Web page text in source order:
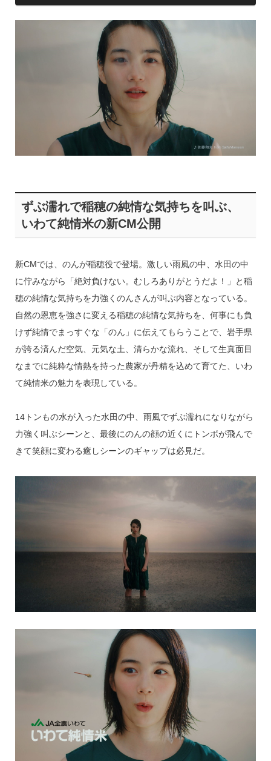
ずぶ濡れで稲穂の純情な気持ちを叫ぶ、
いわて純情米の新CM公開
新CMでは、のんが稲穂役で登場。激しい雨風の中、水田の中
に佇みながら「絶対負けない。むしろありがとうだよ！」と稲
穂の純情な気持ちを力強くのんさんが叫ぶ内容となっている。
自然の恩恵を強さに変える稲穂の純情な気持ちを、何事にも負
けず純情でまっすぐな「のん」に伝えてもらうことで、岩手県
が誇る済んだ空気、元気な土、清らかな流れ、そして生真面目
なまでに純粋な情熱を持った農家が丹精を込めて育てた、いわ
て純情米の魅力を表現している。
14トンもの水が入った水田の中、雨風でずぶ濡れになりながら
力強く叫ぶシーンと、最後にのんの顔の近くにトンボが飛んで
きて笑顔に変わる癒しシーンのギャップは必見だ。